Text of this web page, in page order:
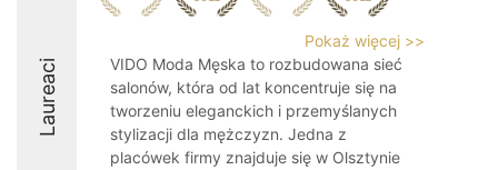
Laureaci
Pokaż więcej >>
VIDO Moda Męska to rozbudowana sieć
salonów, która od lat koncentruje się na
tworzeniu eleganckich i przemyślanych
stylizacji dla mężczyzn. Jedna z
placówek firmy znajduje się w Olsztynie